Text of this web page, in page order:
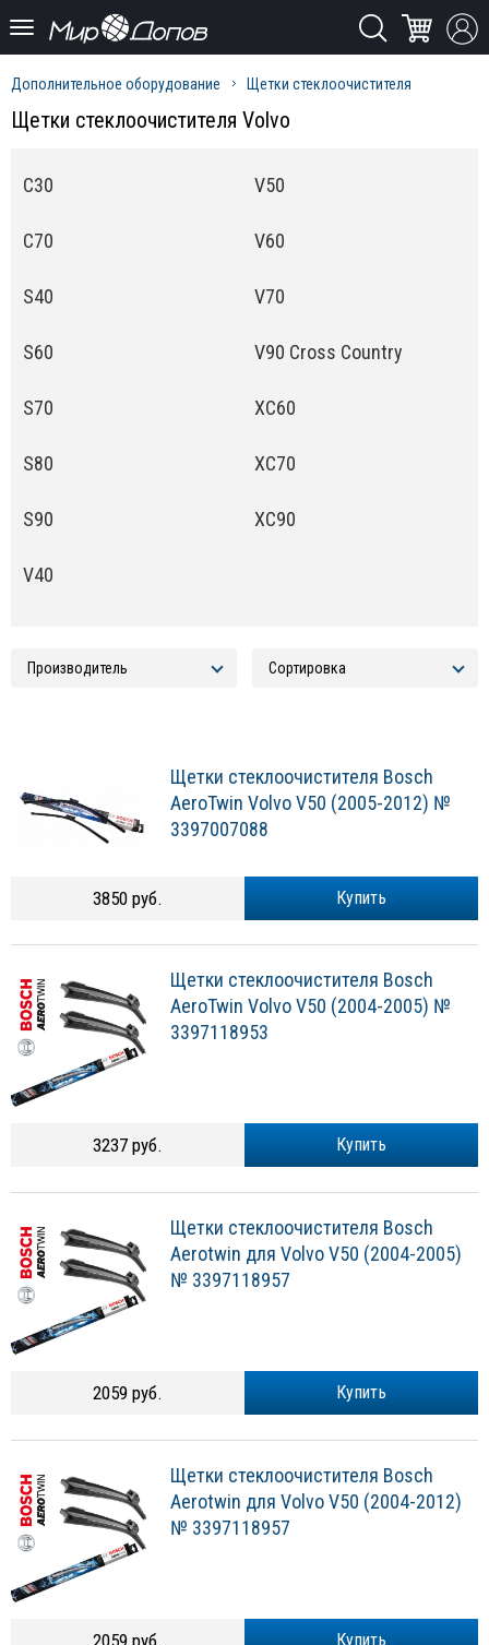
Дополнительное оборудование Щетки стеклоочистителя
Щетки стеклоочистителя Volvo
C30
C70
S40
S60
S70
S80
S90
V40
V50
V60
V70
V90 Cross Country
XC60
XC70
XC90
Щетки стеклоочистителя Bosch
AeroTwin Volvo V50 (2005-2012) №
3397007088
Купить
3850 руб.
Щетки стеклоочистителя Bosch
AeroTwin Volvo V50 (2004-2005) №
3397118953
Купить
3237 руб.
Щетки стеклоочистителя Bosch
Aerotwin для Volvo V50 (2004-2005)
№ 3397118957
Купить
2059 руб.
Щетки стеклоочистителя Bosch
Aerotwin для Volvo V50 (2004-2012)
№ 3397118957
Купить